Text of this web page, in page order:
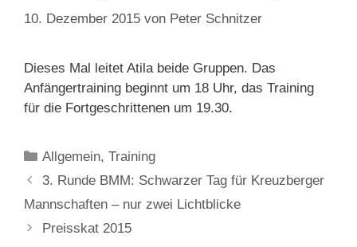
10. Dezember 2015 von Peter Schnitzer
Dieses Mal leitet Atila beide Gruppen. Das
Anfängertraining beginnt um 18 Uhr, das Training
für die Fortgeschrittenen um 19.30.
Kategorien
Allgemein,Training
3. Runde BMM: Schwarzer Tag für Kreuzberger
Mannschaften – nur zwei Lichtblicke
Preisskat 2015